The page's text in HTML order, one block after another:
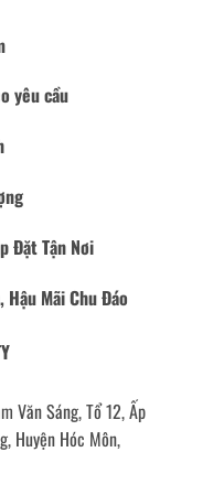
yêu cầu
Đặt Tận Nơi
Hậu Mãi Chu Đáo
Văn Sáng, Tổ 12, Ấp
Huyện Hóc Môn,